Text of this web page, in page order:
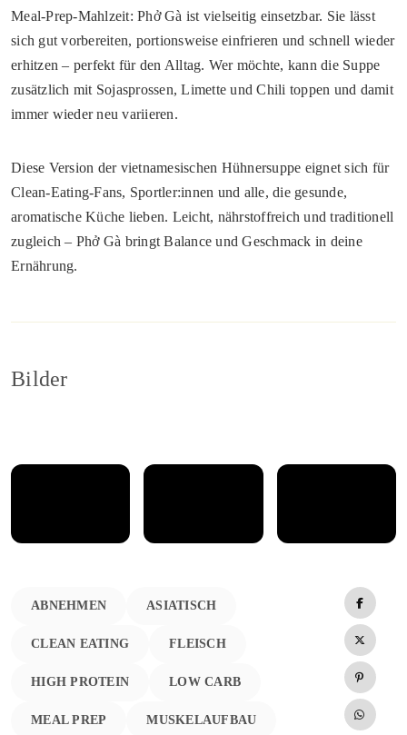
Meal-Prep-Mahlzeit: Phở Gà ist vielseitig einsetzbar. Sie lässt
sich gut vorbereiten, portionsweise einfrieren und schnell wieder
erhitzen – perfekt für den Alltag. Wer möchte, kann die Suppe
zusätzlich mit Sojasprossen, Limette und Chili toppen und damit
immer wieder neu variieren.
Diese Version der vietnamesischen Hühnersuppe eignet sich für
Clean-Eating-Fans, Sportler:innen und alle, die gesunde,
aromatische Küche lieben. Leicht, nährstoffreich und traditionell
zugleich – Phở Gà bringt Balance und Geschmack in deine
Ernährung.
Bilder
ABNEHMEN ASIATISCH
CLEAN EATING FLEISCH
HIGH PROTEIN LOW CARB
MEAL PREP MUSKELAUFBAU